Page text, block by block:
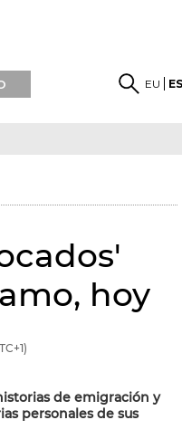
EU
hoy
de emigración y
personales de sus